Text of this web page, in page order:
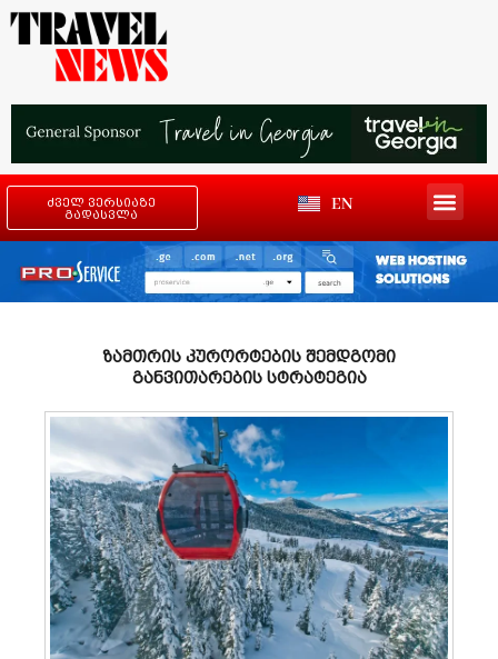
ძველ ვერსიაზე
გადასვლა
EN
ზამთრის კურორტების შემდგომი
განვითარების სტრატეგია